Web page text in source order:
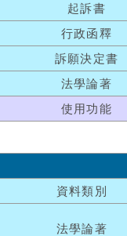
起訴書
行政函釋
訴願決定書
法學論著
使用功能
資料類別
法學論著